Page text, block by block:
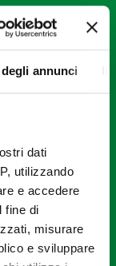
annunci
dati
utilizzando
e accedere
fine di
misurare
e sviluppare
sbucciate
e il
divisi a
e tagliate